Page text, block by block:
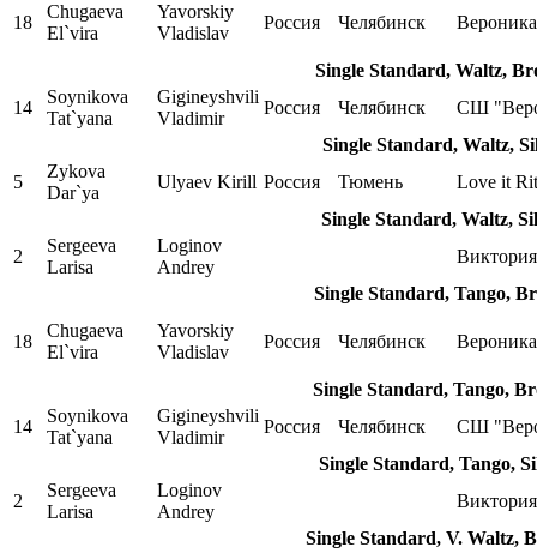
18
Chugaeva
El`vira
Yavorskiy
Vladislav
Россия Челябинск
Single Standard, Waltz,
14
Soynikova
Tat`yana
Gigineyshvili
Vladimir
Россия Челябинск
СШ
Single Standard, Waltz,
5
Zykova
Dar`ya
Ulyaev Kirill Россия Тюмень
Love it
Single Standard, Waltz,
2
Sergeeva
Larisa
Loginov
Andrey
Виктория
Single Standard, Tango,
18
Chugaeva
El`vira
Yavorskiy
Vladislav
Россия Челябинск
Single Standard, Tango,
14
Soynikova
Tat`yana
Gigineyshvili
Vladimir
Россия Челябинск
СШ
Single Standard, Tango,
2
Sergeeva
Larisa
Loginov
Andrey
Виктория
Single Standard, V. Waltz,